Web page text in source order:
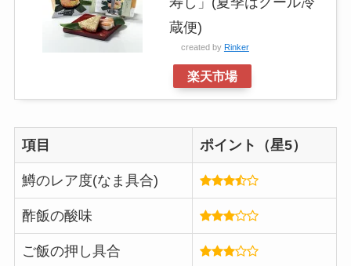
蔵便)
created by Rinker
楽天市場
項目 ポイント（星5）
鱒のレア度(なま具合)
酢飯の酸味
ご飯の押し具合